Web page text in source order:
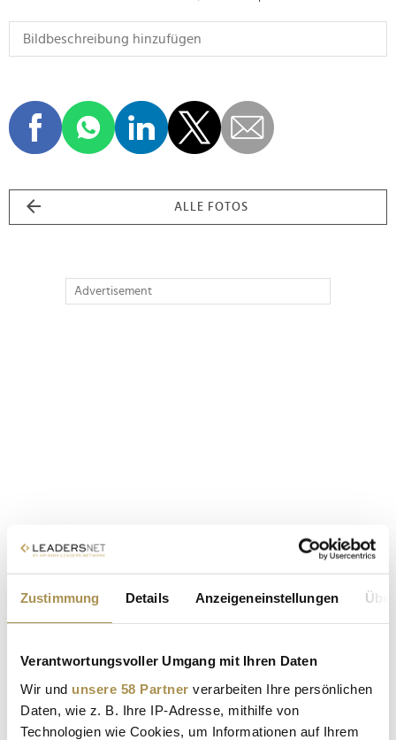
Zustimmung Details Anzeigeneinstellungen
Verantwortungsvoller Umgang mit Ihren Daten
Wir und unsere 58 Partner verarbeiten Ihre persönlichen
Daten, wie z. B. Ihre IP-Adresse, mithilfe von
Technologien wie Cookies, um Informationen auf Ihrem
ALLE FOTOS
Advertisement